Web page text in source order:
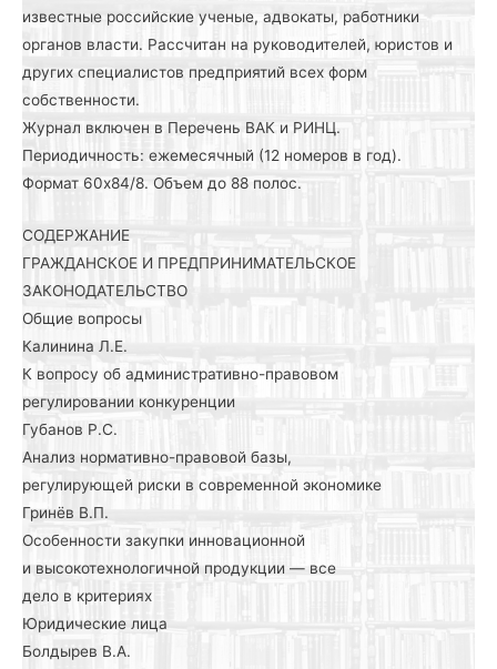
известные российские ученые, адвокаты, работники
органов власти. Рассчитан на руководителей, юристов и
других специалистов предприятий всех форм
собственности.
Журнал включен в Перечень ВАК и РИНЦ.
Периодичность: ежемесячный (12 номеров в год).
Формат 60х84/8. Объем до 88 полос.
СОДЕРЖАНИЕ
ГРАЖДАНСКОЕ И ПРЕДПРИНИМАТЕЛЬСКОЕ
ЗАКОНОДАТЕЛЬСТВО
Общие вопросы
Калинина Л.Е.
К вопросу об административно-правовом
регулировании конкуренции
Губанов Р.С.
Анализ нормативно-правовой базы,
регулирующей риски в современной экономике
Гринёв В.П.
Особенности закупки инновационной
и высокотехнологичной продукции — все
дело в критериях
Юридические лица
Болдырев В.А.